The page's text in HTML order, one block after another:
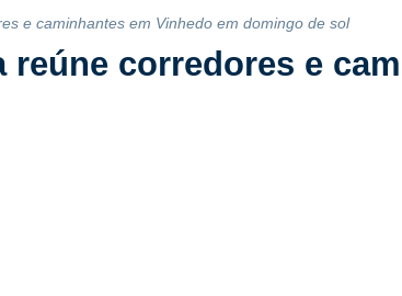
e caminhantes em Vinhedo em domingo de sol
reúne corredores e